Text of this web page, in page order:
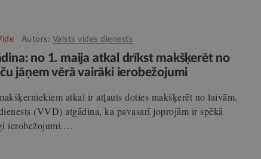
Autors: Valsts vides dienests
no 1. maija atkal drīkst makšķerēt no
jāņem vērā vairāki ierobežojumi
atkal ir atļauts doties makšķerēt no laivām.
(VVD) atgādina, ka pavasarī joprojām ir spēkā
ierobežojumi.…